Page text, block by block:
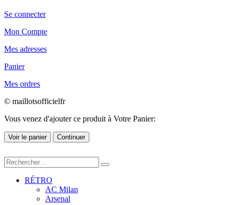
Se connecter
Mon Compte
Mes adresses
Panier
Mes ordres
© maillotsofficielfr
Vous venez d'ajouter ce produit à Votre Panier:
Voir le panier Continuer
RÉTRO
AC Milan
Arsenal